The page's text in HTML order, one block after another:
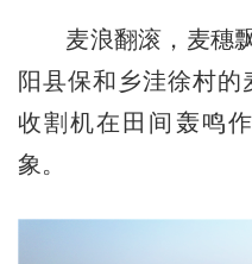
麦浪翻滚，麦穗飘
阳县保和乡洼徐村的
收割机在田间轰鸣
象。